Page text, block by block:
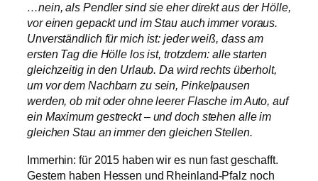
…nein, als Pendler sind sie eher direkt aus der Hölle,
vor einen gepackt und im Stau auch immer voraus.
Unverständlich für mich ist: jeder weiß, dass am
ersten Tag die Hölle los ist, trotzdem: alle starten
gleichzeitig in den Urlaub. Da wird rechts überholt,
um vor dem Nachbarn zu sein, Pinkelpausen
werden, ob mit oder ohne leerer Flasche im Auto, auf
ein Maximum gestreckt – und doch stehen alle im
gleichen Stau an immer den gleichen Stellen.
Immerhin: für 2015 haben wir es nun fast geschafft.
Gestern haben Hessen und Rheinland-Pfalz noch